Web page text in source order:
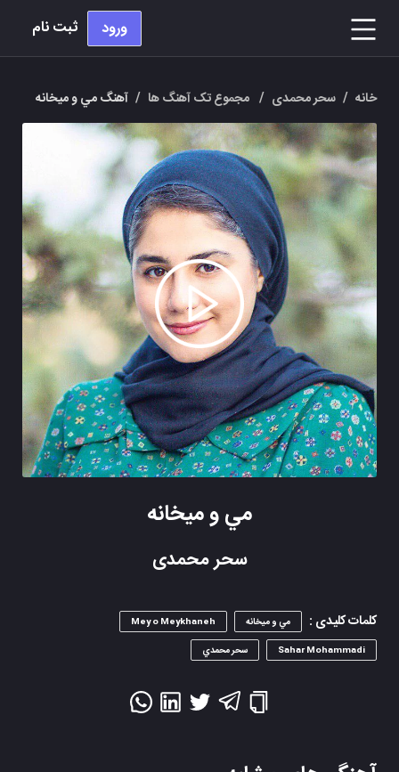
ورود ثبت نام
خانه / سحر محمدی / مجموع تک آهنگ ها / آهنگ مي و ميخانه
مي و ميخانه
سحر محمدی
کلمات کلیدی : مي و ميخانه
Mey o Meykhaneh
Sahar Mohammadi
سحر محمدي